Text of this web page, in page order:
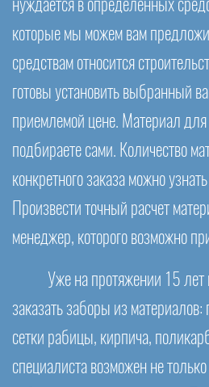
нуждается в определенных
которые мы можем вам
средствам относится
готовы установить выбранный
приемлемой цене. Материал
подбираете сами. Количество
конкретного заказа можно
Произвести точный расчет
менеджер, которого возможно
Уже на протяжении 15
заказать заборы из
сетки рабицы, кирпича,
специалиста возможен не